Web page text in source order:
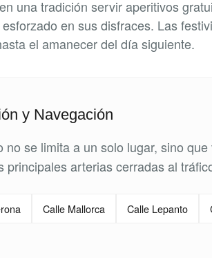
una tradición servir aperitivos
en sus disfraces. Las
el amanecer del día siguiente.
y Navegación
no se limita a un solo lugar, sino
principales arterias cerradas al
Calle Mallorca Calle Lepanto